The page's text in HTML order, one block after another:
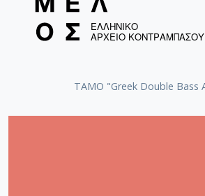
ΤΑΜΟ "Greek Double Bass